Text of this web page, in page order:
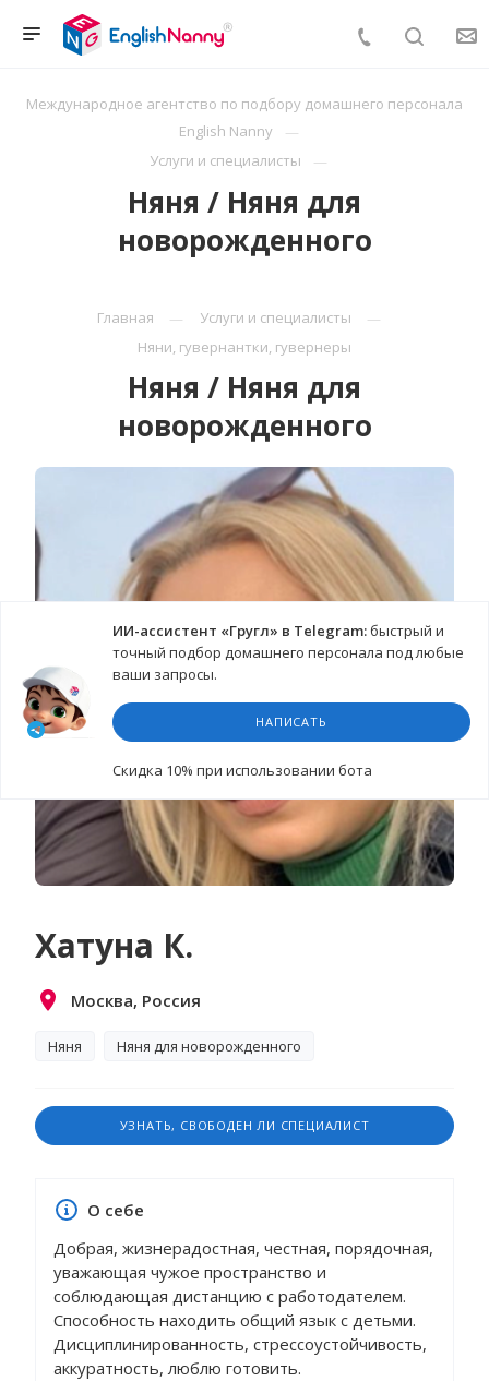
Международное агентство по подбору домашнего персонала
English Nanny
Услуги и специалисты
Няня / Няня для
новорожденного
Главная
Услуги и специалисты
Няни, гувернантки, гувернеры
Няня / Няня для
новорожденного
ИИ-ассистент «Гругл» в Telegram:быстрый и
точный подбор домашнего персонала под любые
ваши запросы.
НАПИСАТЬ
Cкидка 10% при использовании бота
Хатуна К.
Москва, Россия
Няня Няня для новорожденного
УЗНАТЬ, СВОБОДЕН ЛИ СПЕЦИАЛИСТ
О себе
Добрая, жизнерадостная, честная, порядочная,
уважающая чужое пространство и
соблюдающая дистанцию с работодателем.
Способность находить общий язык с детьми.
Дисциплинированность, стрессоустойчивость,
аккуратность, люблю готовить.